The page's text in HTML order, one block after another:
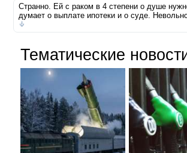
Странно. Ей с раком в 4 степени о душе
думает о выплате ипотеки и о суде.
Тематические